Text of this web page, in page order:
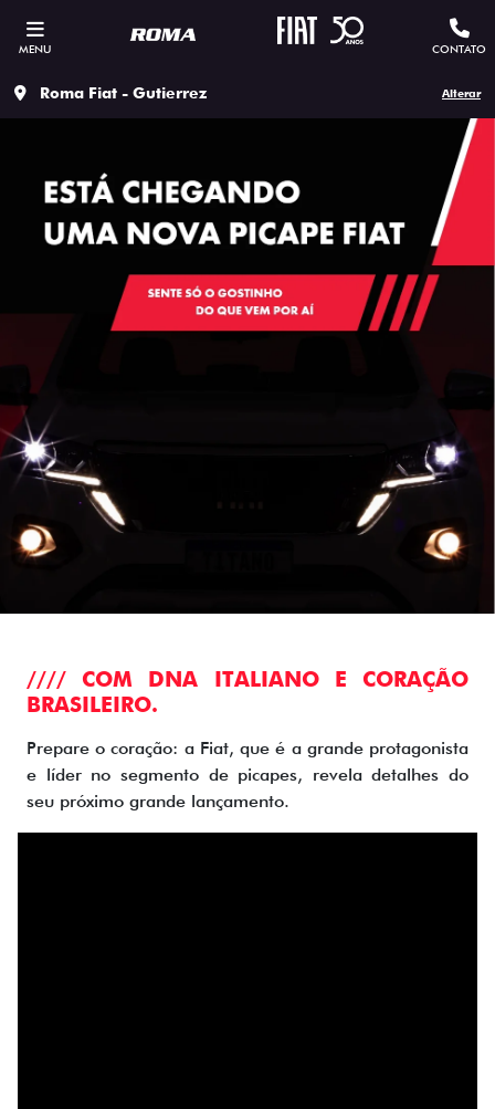
MENU CONTATO
Roma Fiat - Gutierrez Alterar
//// COM DNA ITALIANO E CORAÇÃO
BRASILEIRO.
Prepare o coração: a Fiat, que é a grande protagonista
e líder no segmento de picapes, revela detalhes do
seu próximo grande lançamento.